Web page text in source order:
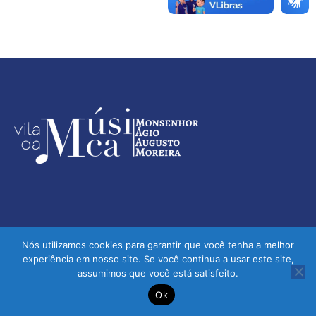
Vila da Música - Monsenhor Ágio Augusto Moreira | © 2026 -
Todos os direitos reservados
Nós utilizamos cookies para garantir que você tenha a melhor
experiência em nosso site. Se você continua a usar este site,
assumimos que você está satisfeito.
Ok